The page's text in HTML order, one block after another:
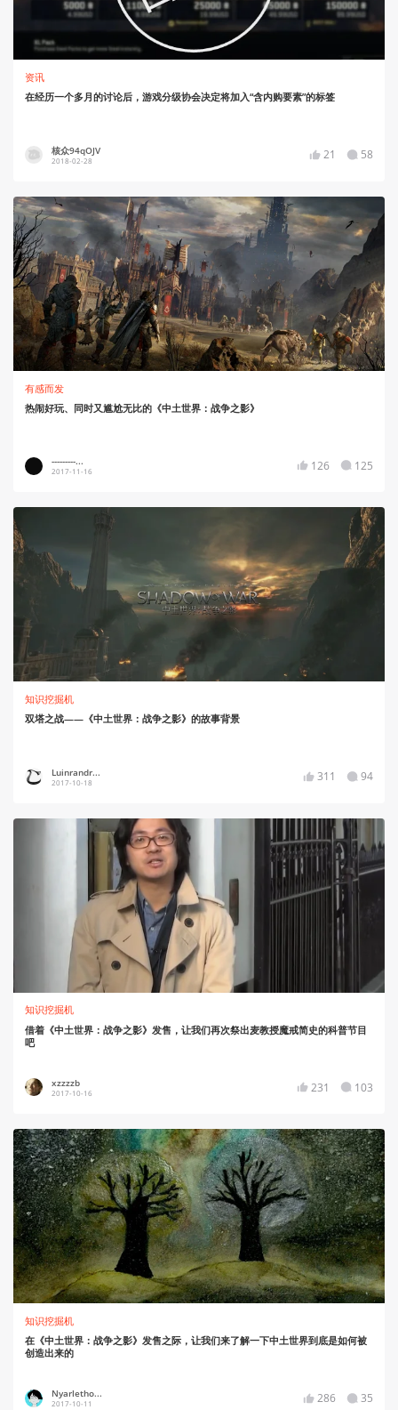
资讯
在经历一个多月的讨论后，游戏分级协会决定将加入“含内购要素”的标签
核众94qOJV
2018-02-28 21 58
有感而发
热闹好玩、同时又尴尬无比的《中土世界：战争之影》
---------...
2017-11-16 126 125
知识挖掘机
双塔之战——《中土世界：战争之影》的故事背景
Luinrandr...
2017-10-18 311 94
知识挖掘机
借着《中土世界：战争之影》发售，让我们再次祭出麦教授魔戒简史的科普节目
吧
xzzzzb
2017-10-16 231 103
知识挖掘机
在《中土世界：战争之影》发售之际，让我们来了解一下中土世界到底是如何被
创造出来的
Nyarletho...
2017-10-11 286 35